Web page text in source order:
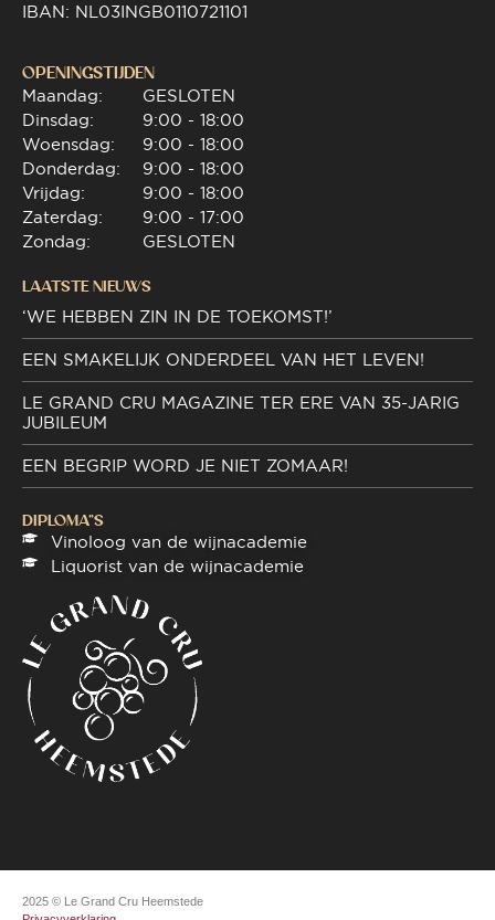
IBAN: NL03INGB0110721101
OPENINGSTIJDEN
Maandag:
Dinsdag:
Woensdag:
Donderdag:
Vrijdag:
Zaterdag:
Zondag:
GESLOTEN
9:00 - 18:00
9:00 - 18:00
9:00 - 18:00
9:00 - 18:00
9:00 - 17:00
GESLOTEN
LAATSTE NIEUWS
‘WE HEBBEN ZIN IN DE TOEKOMST!’
EEN SMAKELIJK ONDERDEEL VAN HET LEVEN!
LE GRAND CRU MAGAZINE TER ERE VAN 35-JARIG
JUBILEUM
EEN BEGRIP WORD JE NIET ZOMAAR!
DIPLOMA"S
Vinoloog van de wijnacademie
Liquorist van de wijnacademie
2025 © Le Grand Cru Heemstede